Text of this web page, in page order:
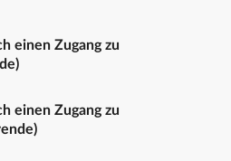
einen Zugang zu
Haben Sie bereits eine
Adresse, reicht ein formloser
einen Zugang zu